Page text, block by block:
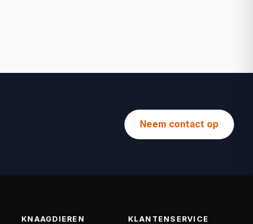
Neem contact op
KNAAGDIEREN KLANTENSERVICE